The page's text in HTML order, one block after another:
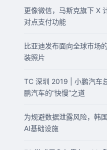
更像微信，马斯克旗下 X
对点支付功能
比亚迪发布面向全球市场
装照片
TC 深圳 2019 | 小鹏汽车
鹏汽车的“快慢”之道
为规避数据泄露风险，韩
AI基础设施